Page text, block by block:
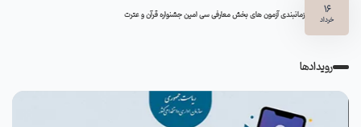
16
خرداد زمانبندی آزمون های بخش معارفی سی امین جشنواره قرآن و عترت
رویدادها